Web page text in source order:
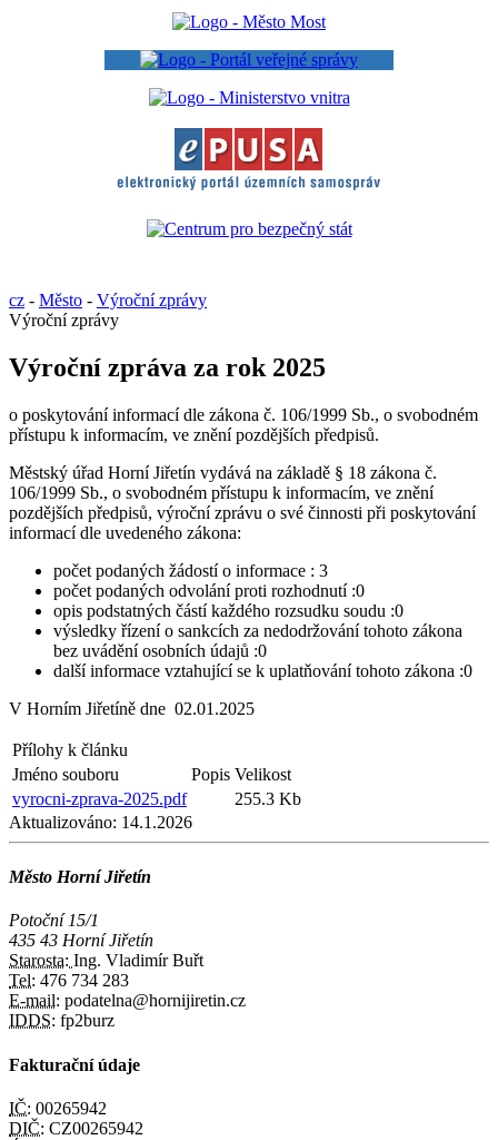
cz - Město - Výroční zprávy
Výroční zprávy
Výroční zpráva za rok 2025
o poskytování informací dle zákona č. 106/1999 Sb., o svobodném
přístupu k informacím, ve znění pozdějších předpisů.
Městský úřad Horní Jiřetín vydává na základě § 18 zákona č.
106/1999 Sb., o svobodném přístupu k informacím, ve znění
pozdějších předpisů, výroční zprávu o své činnosti při poskytování
informací dle uvedeného zákona:
počet podaných žádostí o informace : 3
počet podaných odvolání proti rozhodnutí :0
opis podstatných částí každého rozsudku soudu :0
výsledky řízení o sankcích za nedodržování tohoto zákona
bez uvádění osobních údajů :0
další informace vztahující se k uplatňování tohoto zákona :0
V Horním Jiřetíně dne 02.01.2025
Přílohy k článku
Jméno souboru
Popis Velikost
vyrocni-zprava-2025.pdf
255.3 Kb
Aktualizováno: 14.1.2026
Město Horní Jiřetín
Potoční 15/1
435 43 Horní Jiřetín
Starosta: Ing. Vladimír Buřt
Tel: 476 734 283
E-mail: podatelna@hornijiretin.cz
IDDS: fp2burz
Fakturační údaje
IČ: 00265942
DIČ: CZ00265942